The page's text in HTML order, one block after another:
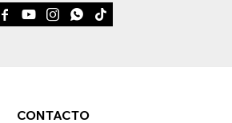
CONTACTO
    